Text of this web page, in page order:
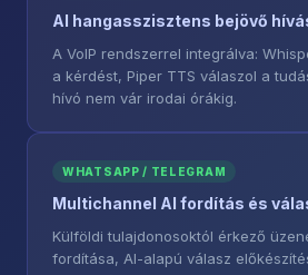
AI hangasszisztens bejövő
A VoIP rendszerrel integrálva:
a kérdést, Piper TTS válaszol a
hívó nem vár irodai órákig.
WHATSAPP / TELEGRAM
Multichannel AI fordítás és
Külföldi tulajdonosoktól érkező
fordítása, AI-alapú válasz